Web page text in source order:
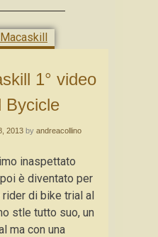
Bycicle
2013 by andreacollino
inaspettato
è diventato per
di bike trial al
stle tutto suo, un
ma con una